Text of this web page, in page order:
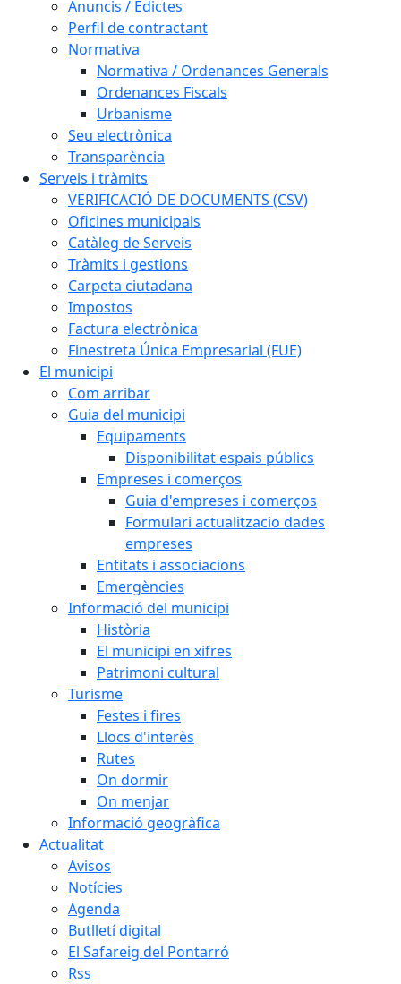
Anuncis / Edictes
Perfil de contractant
Normativa
Normativa / Ordenances Generals
Ordenances Fiscals
Urbanisme
Seu electrònica
Transparència
Serveis i tràmits
VERIFICACIÓ DE DOCUMENTS (CSV)
Oficines municipals
Catàleg de Serveis
Tràmits i gestions
Carpeta ciutadana
Impostos
Factura electrònica
Finestreta Única Empresarial (FUE)
El municipi
Com arribar
Guia del municipi
Equipaments
Disponibilitat espais públics
Empreses i comerços
Guia d'empreses i comerços
Formulari actualitzacio dades
empreses
Entitats i associacions
Emergències
Informació del municipi
Història
El municipi en xifres
Patrimoni cultural
Turisme
Festes i fires
Llocs d'interès
Rutes
On dormir
On menjar
Informació geogràfica
Actualitat
Avisos
Notícies
Agenda
Butlletí digital
El Safareig del Pontarró
Rss